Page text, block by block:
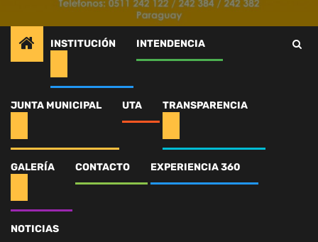
INSTITUCIÓN INTENDENCIA
JUNTA MUNICIPAL UTA TRANSPARENCIA
GALERÍA CONTACTO EXPERIENCIA 360
NOTICIAS